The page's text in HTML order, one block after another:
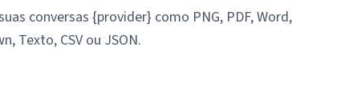
conversas {provider} como PNG, PDF, Word,
Texto, CSV ou JSON.